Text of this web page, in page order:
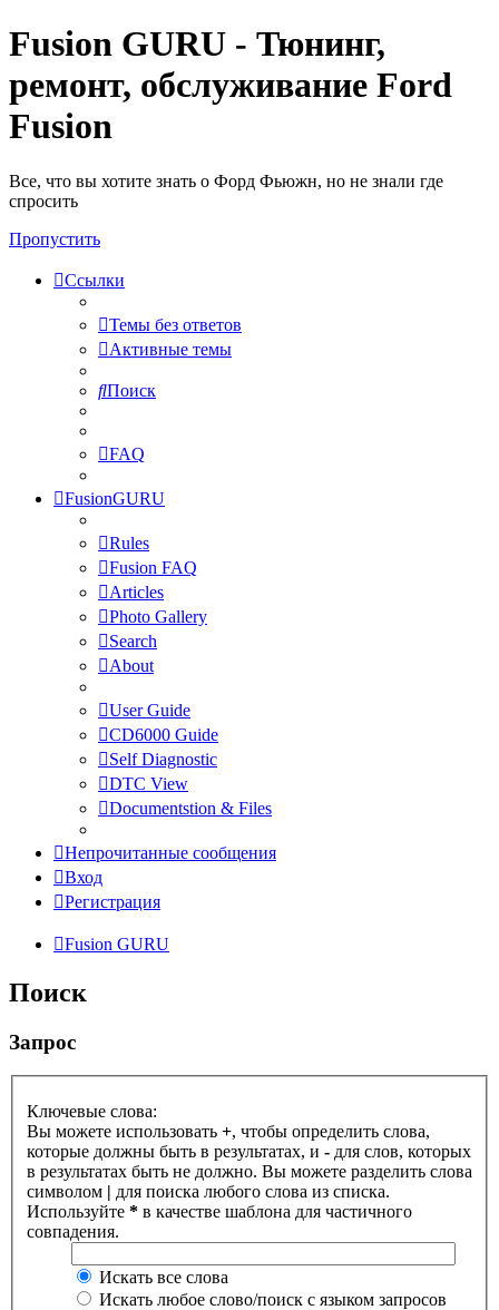
Fusion GURU - Тюнинг,
ремонт, обслуживание Ford
Fusion
Все, что вы хотите знать о Форд Фьюжн, но не знали где
спросить
Пропустить
Ссылки
Темы без ответов
Активные темы
Поиск
FAQ
FusionGURU
Rules
Fusion FAQ
Articles
Photo Gallery
Search
About
User Guide
CD6000 Guide
Self Diagnostic
DTC View
Documentstion & Files
Непрочитанные сообщения
Вход
Регистрация
Fusion GURU
Поиск
Запрос
Ключевые слова:
Вы можете использовать +, чтобы определить слова,
которые должны быть в результатах, и - для слов, которых
в результатах быть не должно. Вы можете разделить слова
символом | для поиска любого слова из списка.
Используйте * в качестве шаблона для частичного
совпадения.
Искать все слова
Искать любое слово/поиск с языком запросов